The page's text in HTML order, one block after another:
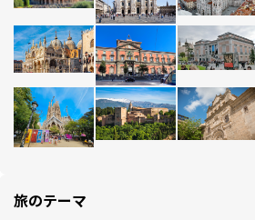
旅のテーマ